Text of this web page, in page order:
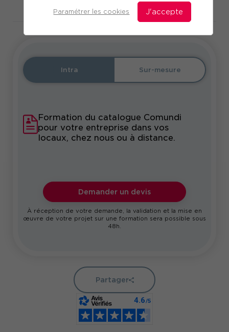
Paramétrer les cookies J'accepte
Télécharger le programme
Intra Sur-mesure
Formation du catalogue Comundi
pour votre entreprise dans vos
locaux, chez nous ou à distance.
Demander un devis
À réception de votre demande, la validation et la mise en
œuvre de votre projet sur une formation sera possible sous
48h.
Partager